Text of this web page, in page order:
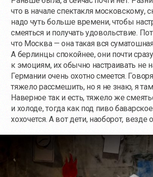
что в начале спектакля московскому,
надо чуть больше времени, чтобы
смеяться и получать удовольствие.
что Москва — она такая вся
А берлинцы спокойнее, они почти
к эмоциям, их обычно настраивать не
Германии очень охотно смеется.
тяжело рассмешить, но я не знаю, я
Наверное так и есть, тяжело же
и холоде, тогда как под пиво
хохочется. А вот дети, наоборот, везде